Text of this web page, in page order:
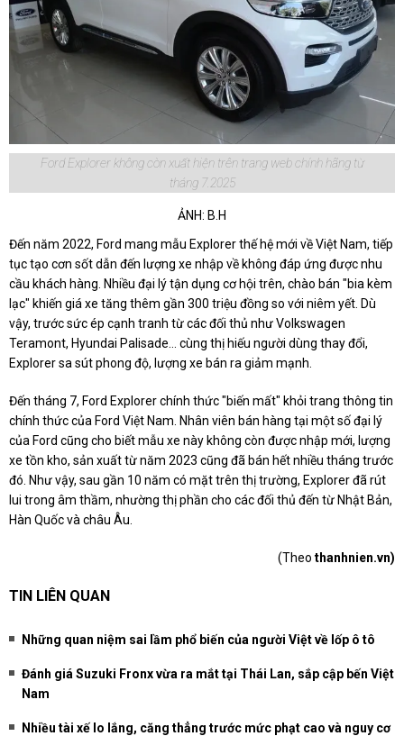
Ford Explorer không còn xuất hiện trên trang web chính hãng từ
tháng 7.2025
ẢNH: B.H
Đến năm 2022, Ford mang mẫu Explorer thế hệ mới về Việt Nam, tiếp
tục tạo cơn sốt dẫn đến lượng xe nhập về không đáp ứng được nhu
cầu khách hàng. Nhiều đại lý tận dụng cơ hội trên, chào bán "bia kèm
lạc" khiến giá xe tăng thêm gần 300 triệu đồng so với niêm yết. Dù
vậy, trước sức ép cạnh tranh từ các đối thủ như Volkswagen
Teramont, Hyundai Palisade... cùng thị hiếu người dùng thay đổi,
Explorer sa sút phong độ, lượng xe bán ra giảm mạnh.
Đến tháng 7, Ford Explorer chính thức "biến mất" khỏi trang thông tin
chính thức của Ford Việt Nam. Nhân viên bán hàng tại một số đại lý
của Ford cũng cho biết mẫu xe này không còn được nhập mới, lượng
xe tồn kho, sản xuất từ năm 2023 cũng đã bán hết nhiều tháng trước
đó. Như vậy, sau gần 10 năm có mặt trên thị trường, Explorer đã rút
lui trong âm thầm, nhường thị phần cho các đối thủ đến từ Nhật Bản,
Hàn Quốc và châu Âu.
(Theo thanhnien.vn)
TIN LIÊN QUAN
Những quan niệm sai lầm phổ biến của người Việt về lốp ô tô
Đánh giá Suzuki Fronx vừa ra mắt tại Thái Lan, sắp cập bến Việt
Nam
Nhiều tài xế lo lắng, căng thẳng trước mức phạt cao và nguy cơ